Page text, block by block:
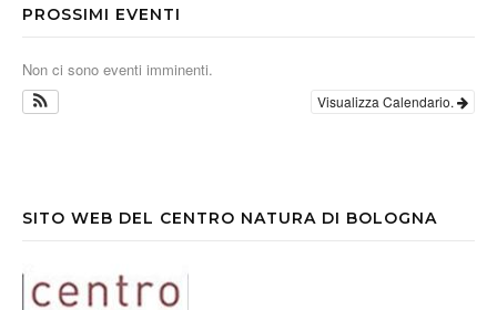
PROSSIMI EVENTI
Non ci sono eventi imminenti.
Visualizza Calendario.
SITO WEB DEL CENTRO NATURA DI BOLOGNA